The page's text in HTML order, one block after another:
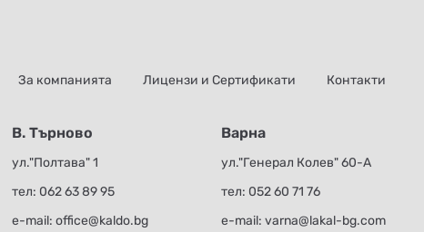
За компанията Лицензи и Сертификати Контакти
В. Търново
ул."Полтава" 1
тел: 062 63 89 95
е-mail: office@kaldo.bg
Варна
ул."Генерал Колев" 60-А
тел: 052 60 71 76
е-mail: varna@lakal-bg.com